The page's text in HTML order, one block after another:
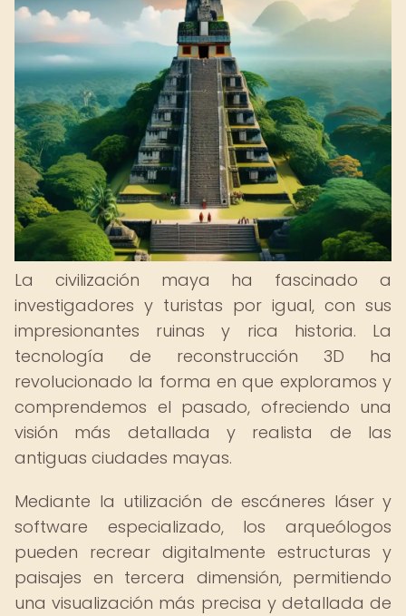
La civilización maya ha fascinado a
investigadores y turistas por igual, con sus
impresionantes ruinas y rica historia. La
tecnología de reconstrucción 3D ha
revolucionado la forma en que exploramos y
comprendemos el pasado, ofreciendo una
visión más detallada y realista de las
antiguas ciudades mayas.
Mediante la utilización de escáneres láser y
software especializado, los arqueólogos
pueden recrear digitalmente estructuras y
paisajes en tercera dimensión, permitiendo
una visualización más precisa y detallada de